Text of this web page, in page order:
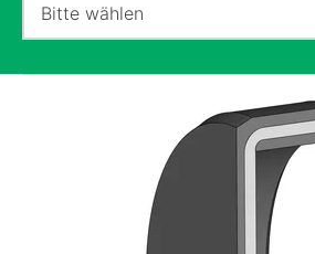
Bitte wählen